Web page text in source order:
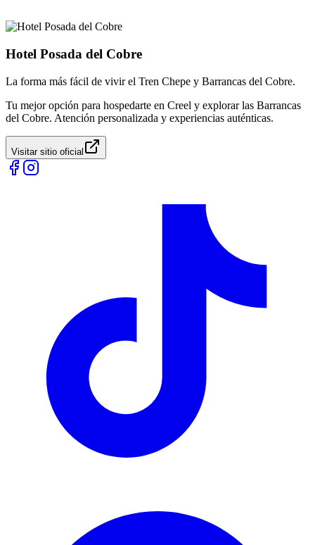
Hotel Posada del Cobre
La forma más fácil de vivir el Tren Chepe y Barrancas del Cobre.
Tu mejor opción para hospedarte en Creel y explorar las Barrancas
del Cobre. Atención personalizada y experiencias auténticas.
Visitar sitio oficial